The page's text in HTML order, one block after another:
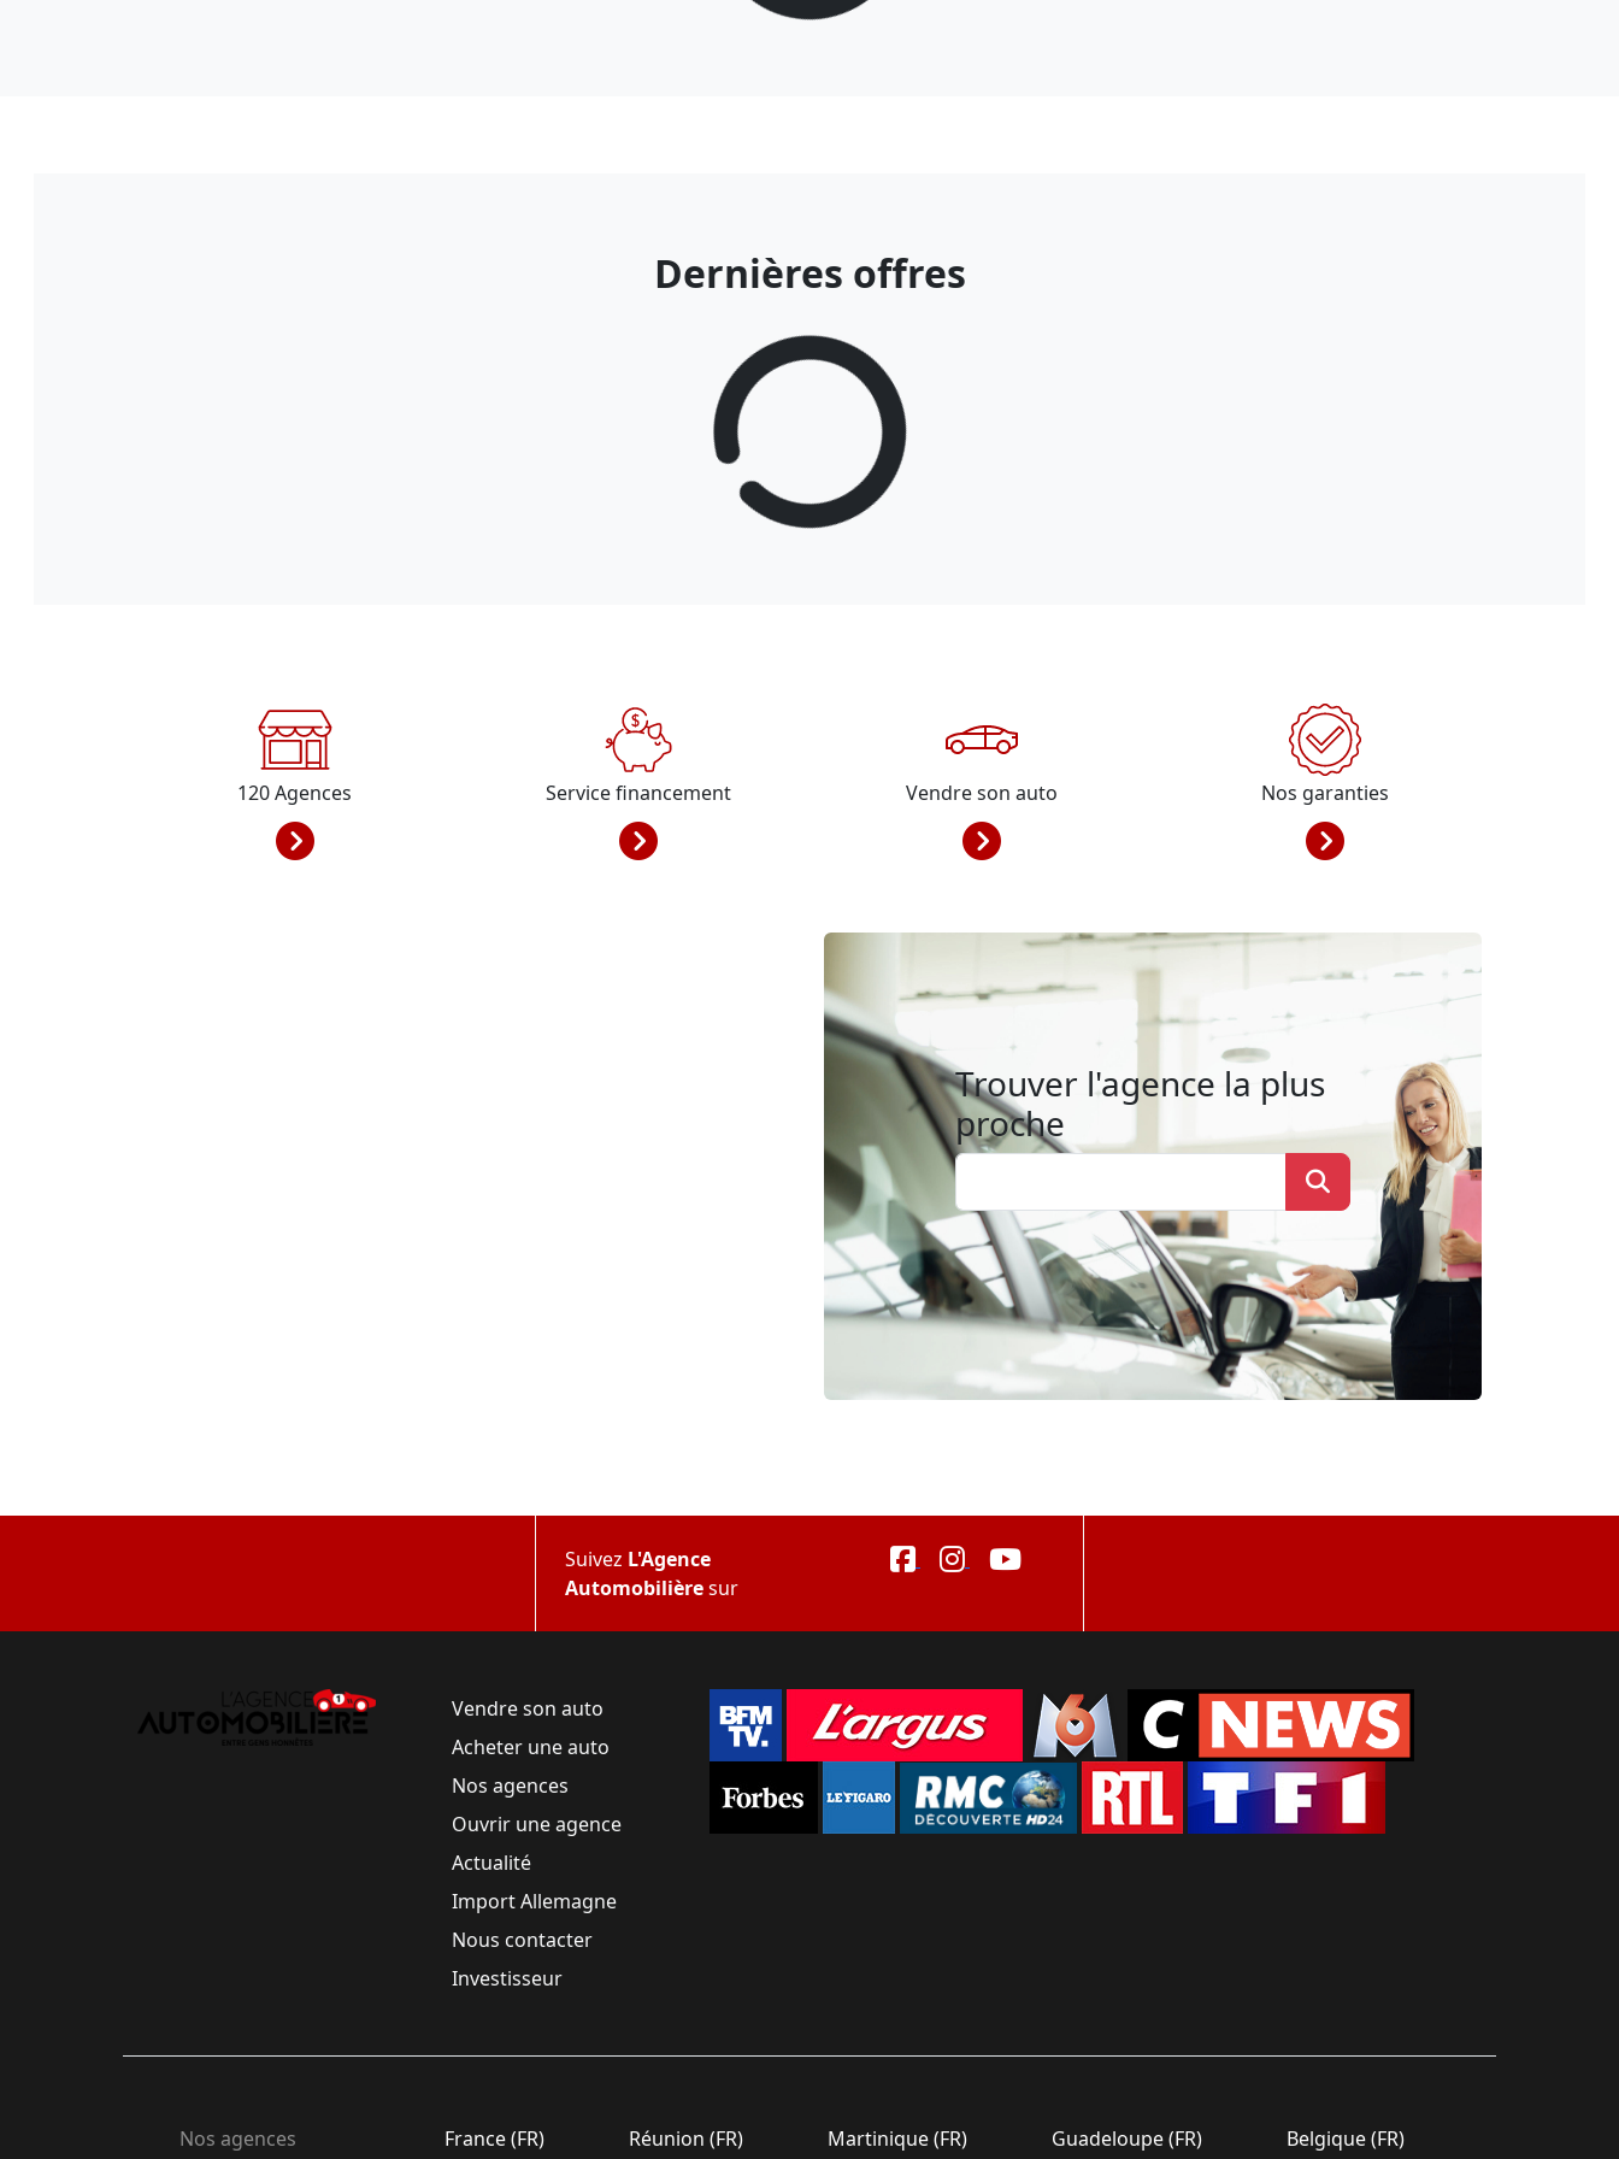
Dernières offres
120Agences Service financement Vendre son auto Nos garanties
Trouver l'agence la plus
proche
Suivez L'Agence
Automobilièresur
Vendre son auto
Acheter une auto
Nos agences
Ouvrir une agence
Actualité
Import Allemagne
Nous contacter
Investisseur
Nos agences France (FR) Réunion (FR) Martinique (FR) Guadeloupe (FR) Belgique (FR)